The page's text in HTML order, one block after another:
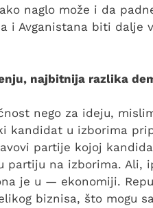
naglo može i da
i Avganistana biti dalje
najbitnija razlika
nego za ideju,
kandidat u izborima
partije kojoj
partiju na izborima. Ali,
je u — ekonomiji.
biznisa, što mogu